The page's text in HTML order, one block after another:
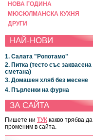
НОВА ГОДИНА
МЮСЮЛМАНСКА КУХНЯ
ДРУГИ
НАЙ-НОВИ
1. Салата "Ропотамо"
2. Питка (тесто със заквасена
сметана)
3. Домашен хляб без месене
4. Пърленки на фурна
ЗА САЙТА
Пишете ни ТУК какво трябва да
променим в сайта.